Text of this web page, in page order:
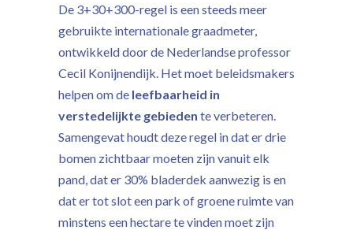
De 3+30+300-regel is een steeds meer
gebruikte internationale graadmeter,
ontwikkeld door de Nederlandse professor
Cecil Konijnendijk. Het moet beleidsmakers
helpen om de leefbaarheid in
verstedelijkte gebieden te verbeteren.
Samengevat houdt deze regel in dat er drie
bomen zichtbaar moeten zijn vanuit elk
pand, dat er 30% bladerdek aanwezig is en
dat er tot slot een park of groene ruimte van
minstens een hectare te vinden moet zijn